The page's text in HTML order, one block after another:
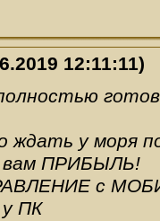
12:11:11)
ждать у моря
вам ПРИБЫЛЬ!
с
ПК